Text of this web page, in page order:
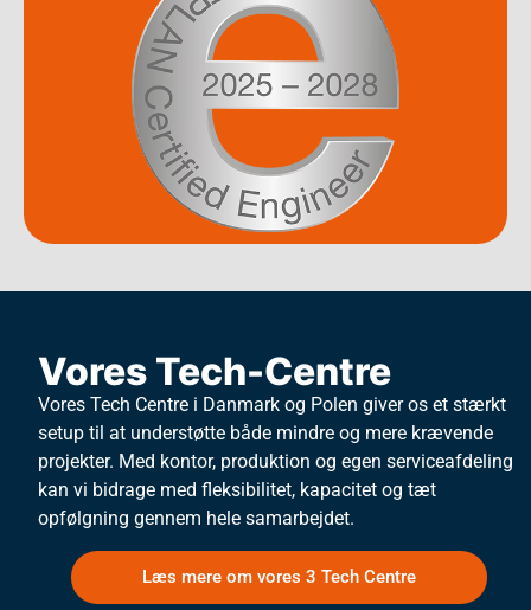
Vores Tech-Centre
Vores Tech Centre i Danmark og Polen giver os et stærkt
setup til at understøtte både mindre og mere krævende
projekter. Med kontor, produktion og egen serviceafdeling
kan vi bidrage med fleksibilitet, kapacitet og tæt
opfølgning gennem hele samarbejdet.
Læs mere om vores 3 Tech Centre